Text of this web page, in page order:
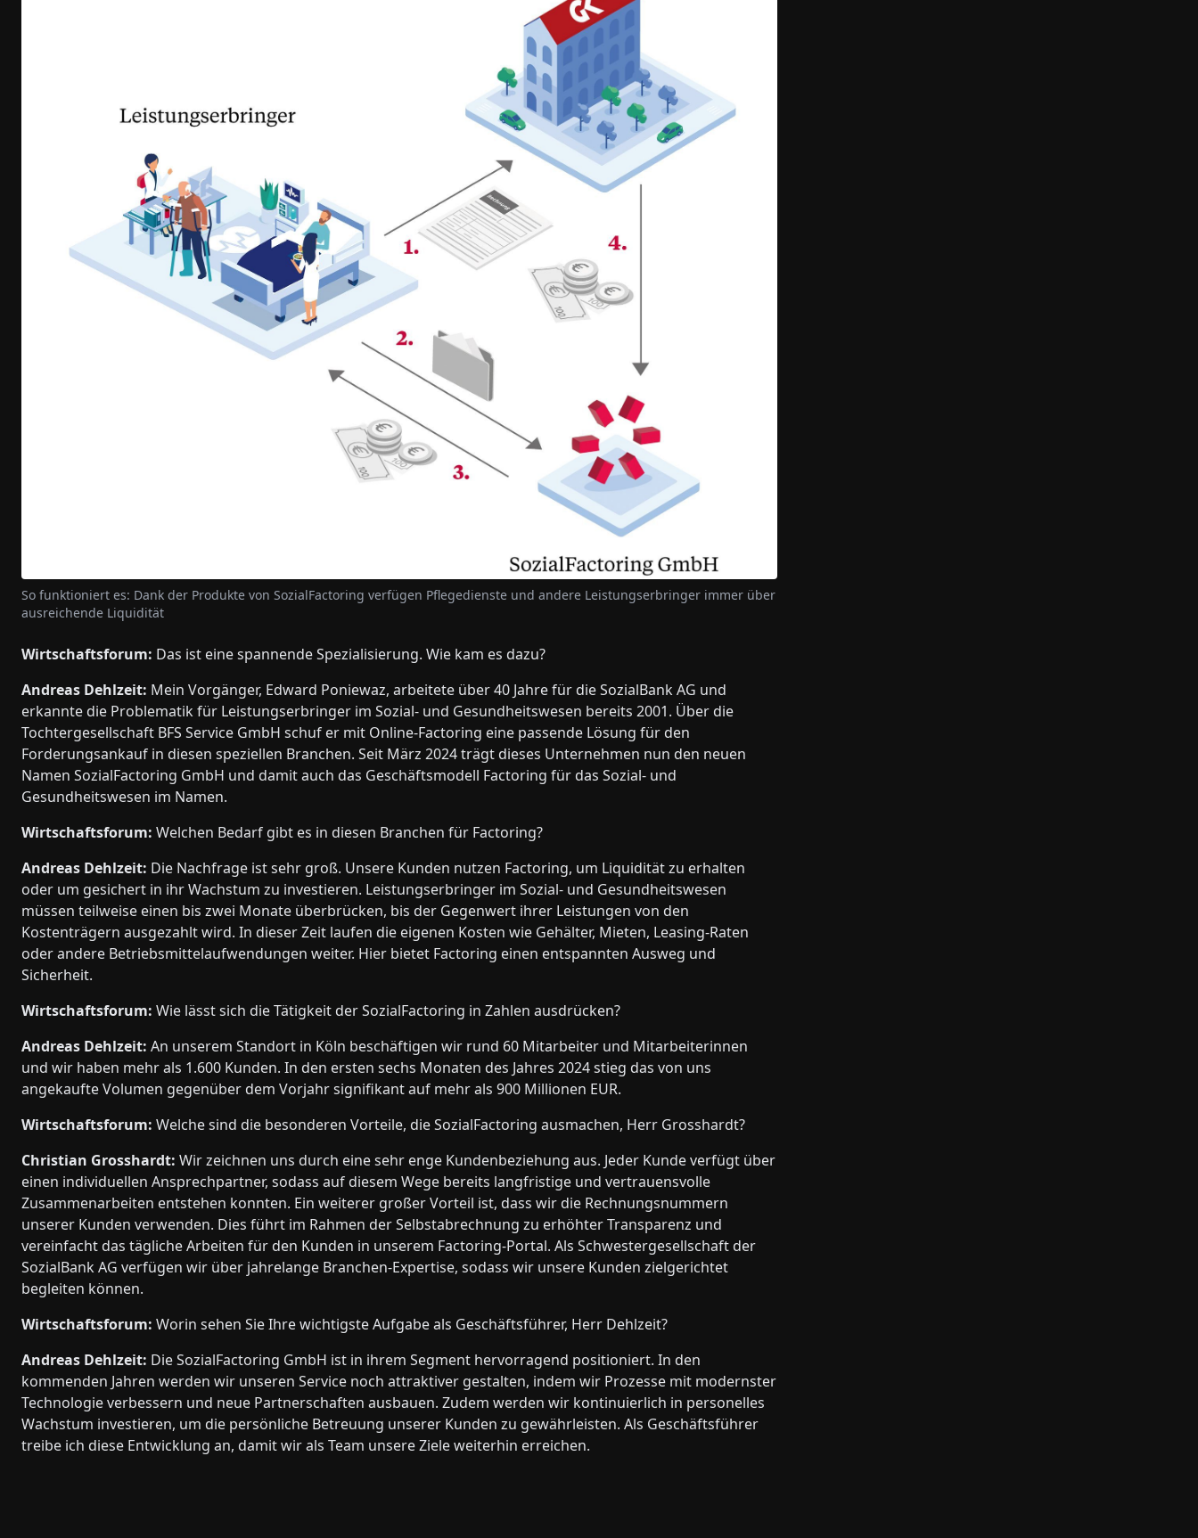
So funktioniert es: Dank der Produkte von SozialFactoring verfügen Pflegedienste und andere Leistungserbringer immer über
ausreichende Liquidität
Wirtschaftsforum: Das ist eine spannende Spezialisierung. Wie kam es dazu?
Andreas Dehlzeit: Mein Vorgänger, Edward Poniewaz, arbeitete über 40 Jahre für die SozialBank AG und
erkannte die Problematik für Leistungserbringer im Sozial- und Gesundheitswesen bereits 2001. Über die
Tochtergesellschaft BFS Service GmbH schuf er mit Online-Factoring eine passende Lösung für den
Forderungsankauf in diesen speziellen Branchen. Seit März 2024 trägt dieses Unternehmen nun den neuen
Namen SozialFactoring GmbH und damit auch das Geschäftsmodell Factoring für das Sozial- und
Gesundheitswesen im Namen.
Wirtschaftsforum: Welchen Bedarf gibt es in diesen Branchen für Factoring?
Andreas Dehlzeit: Die Nachfrage ist sehr groß. Unsere Kunden nutzen Factoring, um Liquidität zu erhalten
oder um gesichert in ihr Wachstum zu investieren. Leistungserbringer im Sozial- und Gesundheitswesen
müssen teilweise einen bis zwei Monate überbrücken, bis der Gegenwert ihrer Leistungen von den
Kostenträgern ausgezahlt wird. In dieser Zeit laufen die eigenen Kosten wie Gehälter, Mieten, Leasing-Raten
oder andere Betriebsmittelaufwendungen weiter. Hier bietet Factoring einen entspannten Ausweg und
Sicherheit.
Wirtschaftsforum: Wie lässt sich die Tätigkeit der SozialFactoring in Zahlen ausdrücken?
Andreas Dehlzeit: An unserem Standort in Köln beschäftigen wir rund 60 Mitarbeiter und Mitarbeiterinnen
und wir haben mehr als 1.600 Kunden. In den ersten sechs Monaten des Jahres 2024 stieg das von uns
angekaufte Volumen gegenüber dem Vorjahr signifikant auf mehr als 900 Millionen EUR.
Wirtschaftsforum: Welche sind die besonderen Vorteile, die SozialFactoring ausmachen, Herr Grosshardt?
Christian Grosshardt: Wir zeichnen uns durch eine sehr enge Kundenbeziehung aus. Jeder Kunde verfügt über
einen individuellen Ansprechpartner, sodass auf diesem Wege bereits langfristige und vertrauensvolle
Zusammenarbeiten entstehen konnten. Ein weiterer großer Vorteil ist, dass wir die Rechnungsnummern
unserer Kunden verwenden. Dies führt im Rahmen der Selbstabrechnung zu erhöhter Transparenz und
vereinfacht das tägliche Arbeiten für den Kunden in unserem Factoring-Portal. Als Schwestergesellschaft der
SozialBank AG verfügen wir über jahrelange Branchen-Expertise, sodass wir unsere Kunden zielgerichtet
begleiten können.
Wirtschaftsforum: Worin sehen Sie Ihre wichtigste Aufgabe als Geschäftsführer, Herr Dehlzeit?
Andreas Dehlzeit: Die SozialFactoring GmbH ist in ihrem Segment hervorragend positioniert. In den
kommenden Jahren werden wir unseren Service noch attraktiver gestalten, indem wir Prozesse mit modernster
Technologie verbessern und neue Partnerschaften ausbauen. Zudem werden wir kontinuierlich in personelles
Wachstum investieren, um die persönliche Betreuung unserer Kunden zu gewährleisten. Als Geschäftsführer
treibe ich diese Entwicklung an, damit wir als Team unsere Ziele weiterhin erreichen.